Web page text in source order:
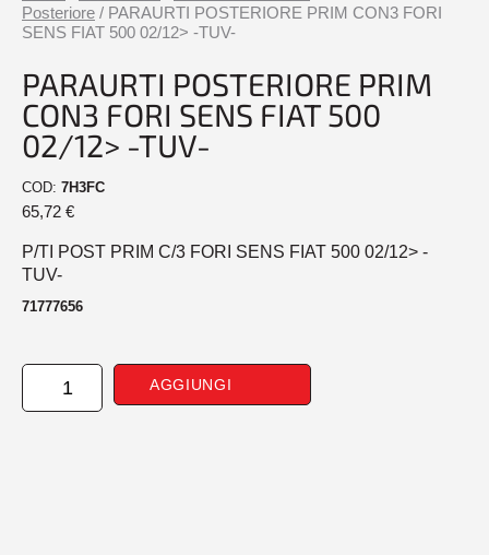
Posteriore / PARAURTI POSTERIORE PRIM CON3 FORI
SENS FIAT 500 02/12> -TUV-
PARAURTI POSTERIORE PRIM
CON3 FORI SENS FIAT 500
02/12> -TUV-
COD: 7H3FC
65,72 €
P/TI POST PRIM C/3 FORI SENS FIAT 500 02/12> -
TUV-
71777656
PARAURTI
POSTERIORE
AGGIUNGI